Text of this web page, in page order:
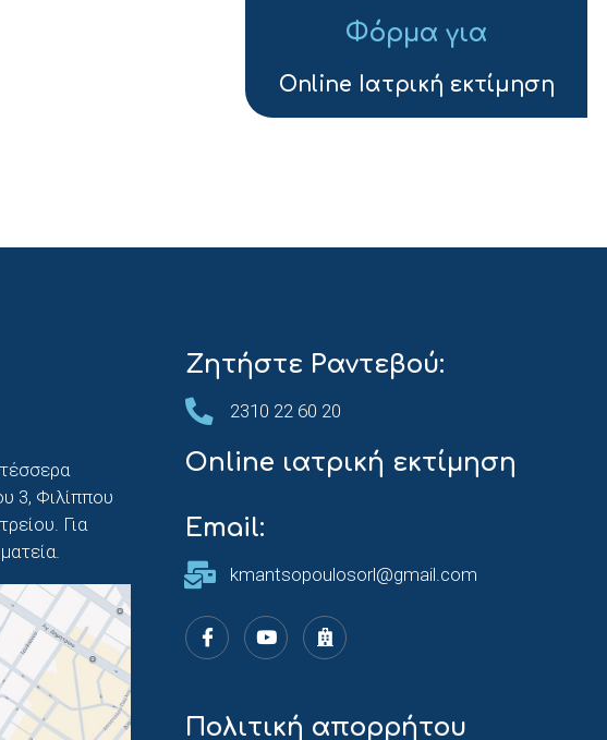
Φόρμα για
Online Ιατρική εκτίμηση
3, Φιλίππου
Για
Ζητήστε Ραντεβού:
2310 22 60 20
Online ιατρική εκτίμηση
Email:
kmantsopoulosorl@gmail.com
Πολιτική απορρήτου